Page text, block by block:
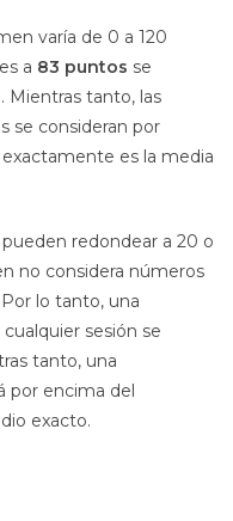
varía de 0 a 120
a 83 puntos se
Mientras tanto, las
se consideran por
es la media
redondear a 20 o
no considera números
lo tanto, una
sesión se
tanto, una
por encima del
exacto.